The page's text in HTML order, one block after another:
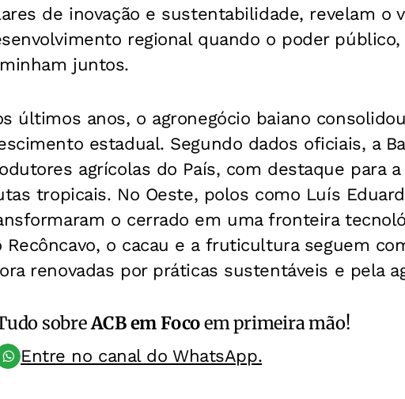
de inovação e sustentabilidade, revelam o
regional quando o poder
juntos.
últimos anos, o agronegócio baiano
estadual. Segundo dados oficiais, a
agrícolas do País, com destaque para
tropicais. No Oeste, polos como Luís
o cerrado em uma fronteira
Recôncavo, o cacau e a fruticultura seguem
renovadas por práticas sustentáveis e pela
sobreACB em Focoem primeira mão!
Entre no canal do WhatsApp.